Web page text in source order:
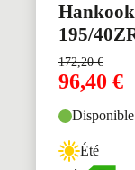
Hankook
195/
172,20€
96,40 €
Disponible
Été